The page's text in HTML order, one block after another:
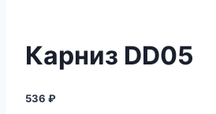
Карниз DD05
536 ₽